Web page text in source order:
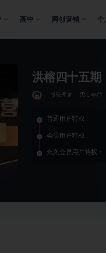
高中 网创营销 个
洪榕四十五期
投资理财 1 年前
普通用户特权：
会员用户特权：
永久会员用户特权：